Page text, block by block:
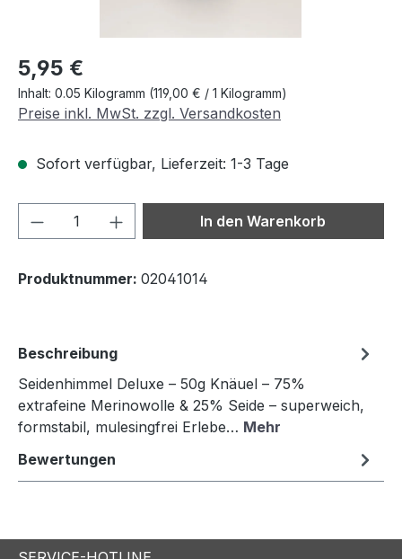
Regulärer Preis:
5,95 €
Inhalt: 0.05 Kilogramm (119,00 € / 1 Kilogramm)
Preise inkl. MwSt. zzgl. Versandkosten
Sofort verfügbar, Lieferzeit: 1-3 Tage
Produkt Anzahl: Gib denIn den Warenkorb
Produktnummer: 02041014
Beschreibung
Seidenhimmel Deluxe – 50g Knäuel – 75%
extrafeine Merinowolle & 25% Seide – superweich,
formstabil, mulesingfrei Erlebe… Mehr
Bewertungen